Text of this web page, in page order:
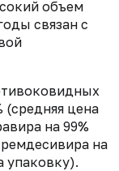
объем
связан с
(средняя цена
на 99%
на
упаковку).